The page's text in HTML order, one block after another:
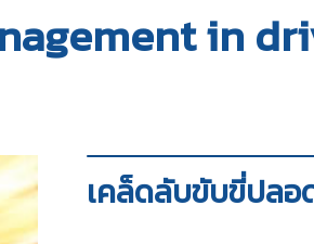
in
เคล็ดลับขับขี่ปลอ